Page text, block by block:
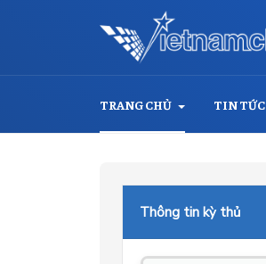
TRANG CHỦ TIN TỨC
Thông tin kỳ thủ